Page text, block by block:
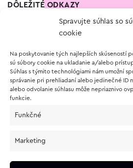
Spravujte súhlas so
cookie
Na poskytovanie tých najlepších skúseností
sú súbory cookie na ukladanie a/alebo
Súhlas s týmito technológiami nám umožní
správanie pri prehliadaní alebo jedinečné ID
alebo odvolanie súhlasu môže nepriaznivo
funkcie.
Funkčné
Marketing
DÔLEŽITÉ ODKAZY
Vernostný program
O NÁKUPE
Vrátenie a reklamácia tovaru